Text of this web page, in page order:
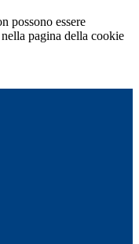
possono essere
pagina della cookie